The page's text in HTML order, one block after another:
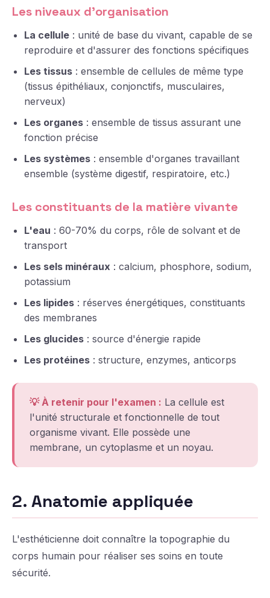
Les niveaux d'organisation
La cellule : unité de base du vivant, capable de se
reproduire et d'assurer des fonctions spécifiques
Les tissus : ensemble de cellules de même type
(tissus épithéliaux, conjonctifs, musculaires,
nerveux)
Les organes : ensemble de tissus assurant une
fonction précise
Les systèmes : ensemble d'organes travaillant
ensemble (système digestif, respiratoire, etc.)
Les constituants de la matière vivante
L'eau : 60-70% du corps, rôle de solvant et de
transport
Les sels minéraux : calcium, phosphore, sodium,
potassium
Les lipides : réserves énergétiques, constituants
des membranes
Les glucides : source d'énergie rapide
Les protéines : structure, enzymes, anticorps
💡 À retenir pour l'examen : La cellule est
l'unité structurale et fonctionnelle de tout
organisme vivant. Elle possède une
membrane, un cytoplasme et un noyau.
2. Anatomie appliquée
L'esthéticienne doit connaître la topographie du
corps humain pour réaliser ses soins en toute
sécurité.